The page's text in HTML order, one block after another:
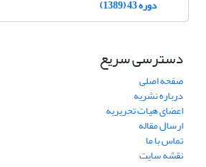
دوره 43 (1389)
دسترسی سریع
صفحه اصلی
درباره نشریه
اعضای هیات تحریریه
ارسال مقاله
تماس با ما
نقشه سایت